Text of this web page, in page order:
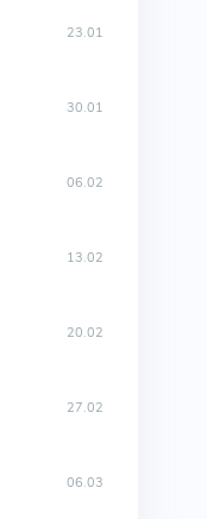
23.01
30.01
06.02
13.02
20.02
27.02
06.03